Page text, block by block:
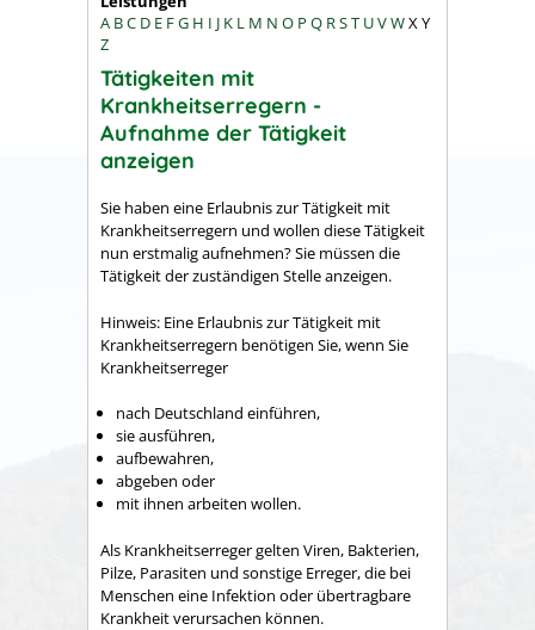
A BC D E FG H I J K L M N O P Q RST UVWXY
Z
Tätigkeiten mit
Krankheitserregern -
Aufnahme der Tätigkeit
anzeigen
Sie haben eine Erlaubnis zur Tätigkeit mit
Krankheitserregern und wollen diese Tätigkeit
nun erstmalig aufnehmen? Sie müssen die
Tätigkeit der zuständigen Stelle anzeigen.
Hinweis: Eine Erlaubnis zur Tätigkeit mit
Krankheitserregern benötigen Sie, wenn Sie
Krankheitserreger
nach Deutschland einführen,
sie ausführen,
aufbewahren,
abgeben oder
mit ihnen arbeiten wollen.
Als Krankheitserreger gelten Viren, Bakterien,
Pilze, Parasiten und sonstige Erreger, die bei
Menschen eine Infektion oder übertragbare
Krankheit verursachen können.